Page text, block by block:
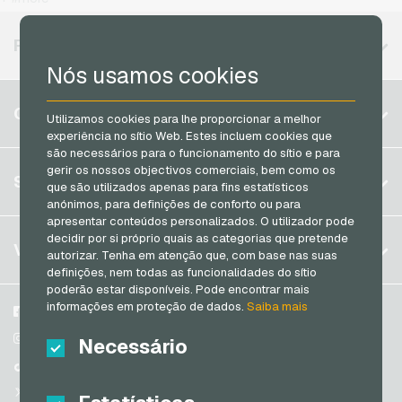
Nós usamos cookies
Utilizamos cookies para lhe proporcionar a melhor
experiência no sítio Web. Estes incluem cookies que
são necessários para o funcionamento do sítio e para
gerir os nossos objectivos comerciais, bem como os
que são utilizados apenas para fins estatísticos
anónimos, para definições de conforto ou para
apresentar conteúdos personalizados. O utilizador pode
decidir por si próprio quais as categorias que pretende
autorizar. Tenha em atenção que, com base nas suas
definições, nem todas as funcionalidades do sítio
poderão estar disponíveis. Pode encontrar mais
informações em proteção de dados.Saiba mais
Necessário
PCS Cartoes de pagamento
Transcash Cartoes de pagamento
REGIÕES DISPONÍVEIS
Brasil
Alemanha (DE)
Alemanha (EN)
Itália
Países Baixos
Áustria
Portugal
CONTA
Registrar
Log in
Meu carrinho
SERVIÇO
FAQ
Formas de pagamento
Termos e condicoes&Direito de arrependimento
VGO-SHOP
Sobre nós
Parceiros
Facebook
Instagram
@VGO_com